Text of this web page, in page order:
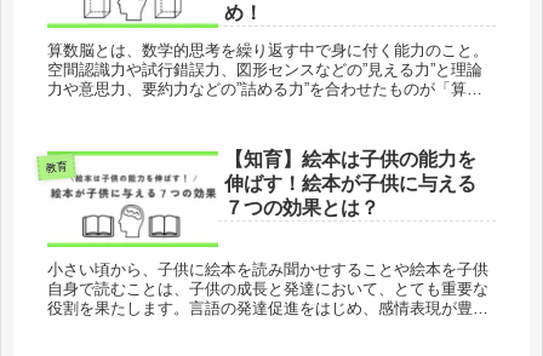
め！
算数脳とは、数学的思考を繰り返す中で身に付く能力のこと。
空間認識力や試行錯誤力、図形センスなどの”見える力”と理論
力や意思力、要約力などの”詰める力”を合わせたものが「算数
育てることをおすすめします。
教育
【知育】絵本は子供の能力を
伸ばす！絵本が子供に与える
７つの効果とは？
小さい頃から、子供に絵本を読み聞かせすることや絵本を子供
自身で読むことは、子供の成長と発達において、とても重要な
役割を果たします。言語の発達促進をはじめ、感情表現が豊か